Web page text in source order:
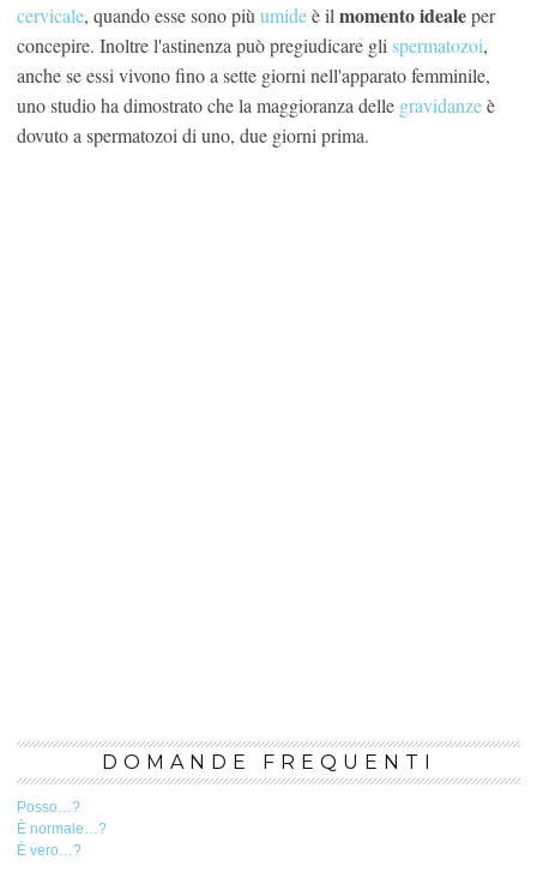
cervicale, quando esse sono piùumideè ilmomento idealeper
concepire. Inoltre l'astinenza può pregiudicare glispermatozoi,
anche se essi vivono fino a sette giorni nell'apparato femminile,
uno studio ha dimostrato che la maggioranza delle gravidanzeè
dovuto a spermatozoi di uno, due giorni prima.
DOMANDE FREQUENTI
Posso…?
È normale…?
È vero…?